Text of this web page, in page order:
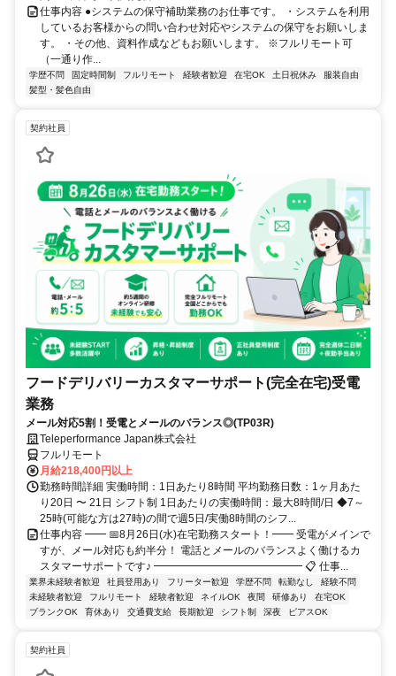
仕事内容 ●システムの保守補助業務のお仕事です。 ・システムを利用
しているお客様からの問い合わせ対応やシステムの保守をお願いしま
す。 ・その他、資料作成などもお願いします。 ※フルリモート可
（一通り作...
学歴不問 固定時間制 フルリモート 経験者歓迎 在宅OK 土日祝休み
服装自由
髪型・髪色自由
契約社員
フードデリバリーカスタマーサポート(完全在宅)受電
業務
メール対応5割！受電とメールのバランス◎(TP03R)
Teleperformance Japan株式会社
フルリモート
月給218,400円以上
勤務時間詳細 実働時間：1日あたり8時間 平均勤務日数：1ヶ月あた
り20日 〜 21日 シフト制 1日あたりの実働時間：最大8時間/日 ◆7～
25時(可能な方は27時)の間で週5日/実働8時間のシフ...
仕事内容 ━━ 📅8月26日(水)在宅勤務スタート！━━ 受電がメインで
すが、メール対応も約半分！ 電話とメールのバランスよく働けるカ
スタマーサポートです♪ ━━━━━━━━━━━━━━ 📋 仕事...
業界未経験者歓迎 社員登用あり フリーター歓迎 学歴不問 転勤なし
経験不問
未経験者歓迎
フルリモート 経験者歓迎 ネイルOK 夜間 研修あり
在宅OK
ブランクOK
育休あり 交通費支給 長期歓迎 シフト制 深夜 ピアスOK
契約社員